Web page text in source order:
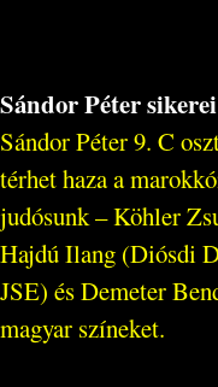
Sándor Péter sikerei
Sándor Péter 9. C
térhet haza a
judósunk – Köhler
Hajdú Ilang (Diósdi
JSE) és Demeter
magyar színeket.